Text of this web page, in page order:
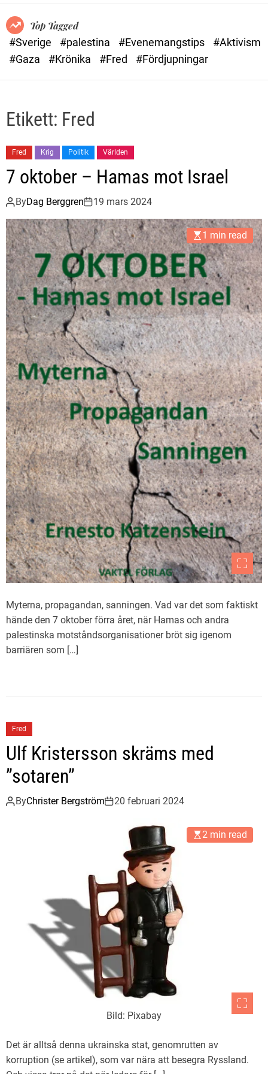
Top Tagged
#Sverige
#palestina #Evenemangstips
#Aktivism
#Gaza
#Krönika #Fred #Fördjupningar
Etikett: Fred
Fred Krig Politik Världen
7 oktober – Hamas mot Israel
ByDag Berggren 19 mars 2024
1 min read
Myterna, propagandan, sanningen. Vad var det som faktiskt
hände den 7 oktober förra året, när Hamas och andra
palestinska motståndsorganisationer bröt sig igenom
barriären som […]
Fred
Ulf Kristersson skräms med
”sotaren”
ByChrister Bergström 20 februari 2024
Bild: Pixabay
2 min read
Det är alltså denna ukrainska stat, genomrutten av
korruption (se artikel), som var nära att besegra Ryssland.